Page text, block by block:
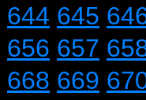
644 645
656 657
668 669